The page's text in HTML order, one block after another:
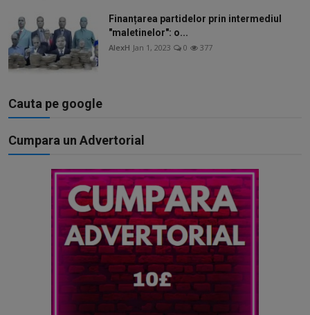
Finanțarea partidelor prin intermediul
"maletinelor": o...
AlexH Jan 1, 2023 0 377
Cauta pe google
Cumpara un Advertorial